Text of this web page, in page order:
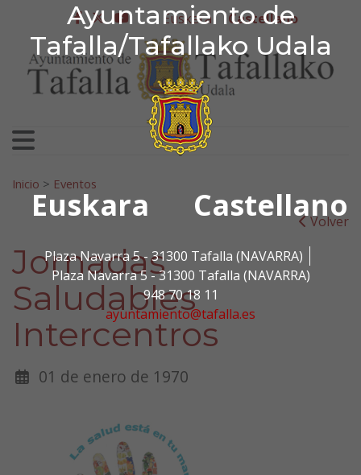
Ayuntamiento de
Tafalla/Tafallako Udala
Euskara Castellano
Plaza Navarra 5 - 31300 Tafalla (NAVARRA)
Plaza Navarra 5 - 31300 Tafalla (NAVARRA)
948 70 18 11
ayuntamiento@tafalla.es
Ir al contenido
Ayuntamiento de
facebook
twitter
youtube
Euskera Castellano
Search for:
Inicio > Eventos
Volver
Jornadas
Saludables
Intercentros
01 de enero de 1970